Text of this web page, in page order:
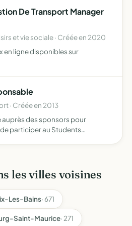
De Transport Manager
et vie sociale · Créée en 2020
en ligne disponibles sur
· Créée en 2013
des sponsors pour
participer au Students
les villes voisines
Les-Bains· 671
Saint-Maurice· 271